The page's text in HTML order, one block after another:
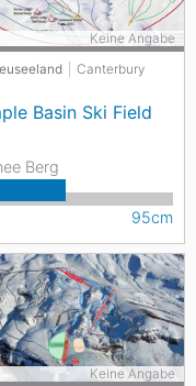
Canterbury
Basin Ski Field
Keine Angabe
Berg
95cm
Keine Angabe